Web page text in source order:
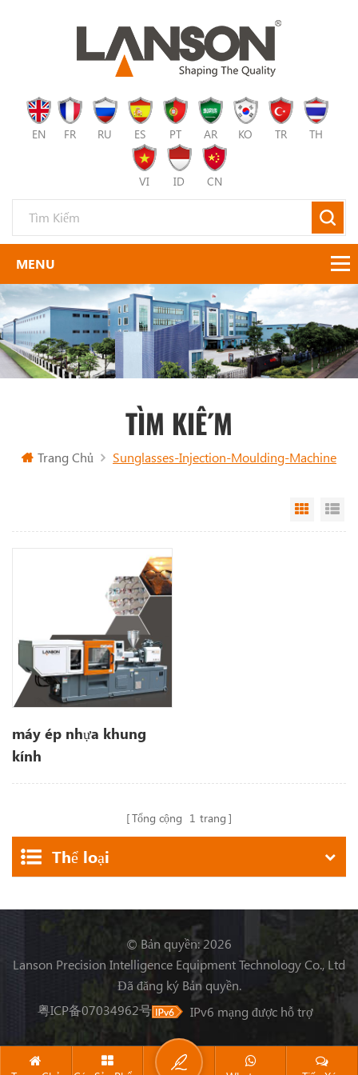
EN FR RU ES PT AR KO TR TH
VI ID CN
TÌM KIẾM
Trang Chủ Sunglasses-Injection-Moulding-Machine
Grid
máy ép nhựa khung
kính
Tổng cộng 1 trang
Thể loại
© Bản quyền: 2026
Lanson Precision Intelligence Equipment Technology Co., Ltd
Đã đăng ký Bản quyền.
粤ICP备07034962号
IPv6 mạng được hỗ trợ